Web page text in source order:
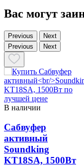
Вас могут
Previous
Next
Previous
Next
В наличии
Сабвуфер
активный
Soundking
KT18SA, 1500Вт